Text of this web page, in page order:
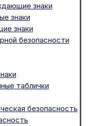
знаки
знаки
знаки
безопасности
таблички
безопасность